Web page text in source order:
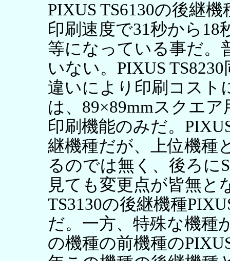
PIXUS TS6130の後継
印刷速度で31秒から18
等になっている事だ。
いない。PIXUS
違いにより印刷コスト
は、89×89mmスクエ
印刷機能のみだ。
継機種だが、上位機種
るのでは無く、後ろに
見ても変更点が皆無と
TS3130の後継機種
だ。一方、特殊な機種
の機種の前機種の